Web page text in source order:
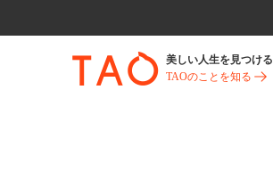
美しい人生を見つける
TAOのことを知る